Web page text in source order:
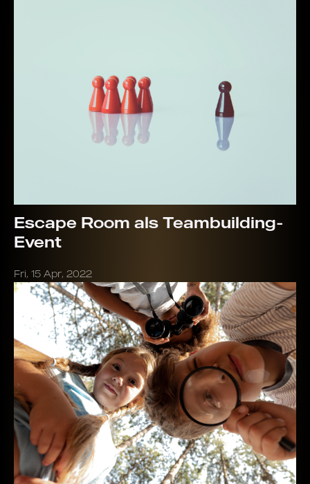
Escape Room als Teambuilding-
Event
Fri, 15 Apr, 2022